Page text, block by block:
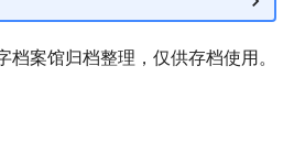
案馆归档整理，仅供存档使用。